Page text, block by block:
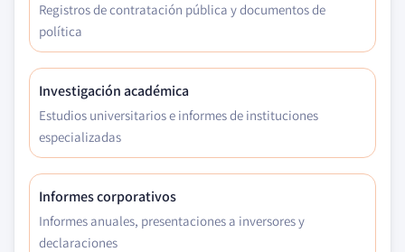
Registros de contratación pública y documentos de
política
Investigación académica
Estudios universitarios e informes de instituciones
especializadas
Informes corporativos
Informes anuales, presentaciones a inversores y
declaraciones